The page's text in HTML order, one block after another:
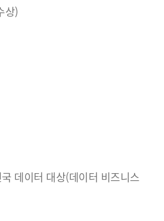
상)
데이터 대상(데이터 비즈니스